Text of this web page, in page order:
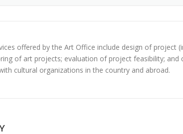
offered by the Art Office include design of project
of art projects; evaluation of project feasibility; and
cultural organizations in the country and abroad.